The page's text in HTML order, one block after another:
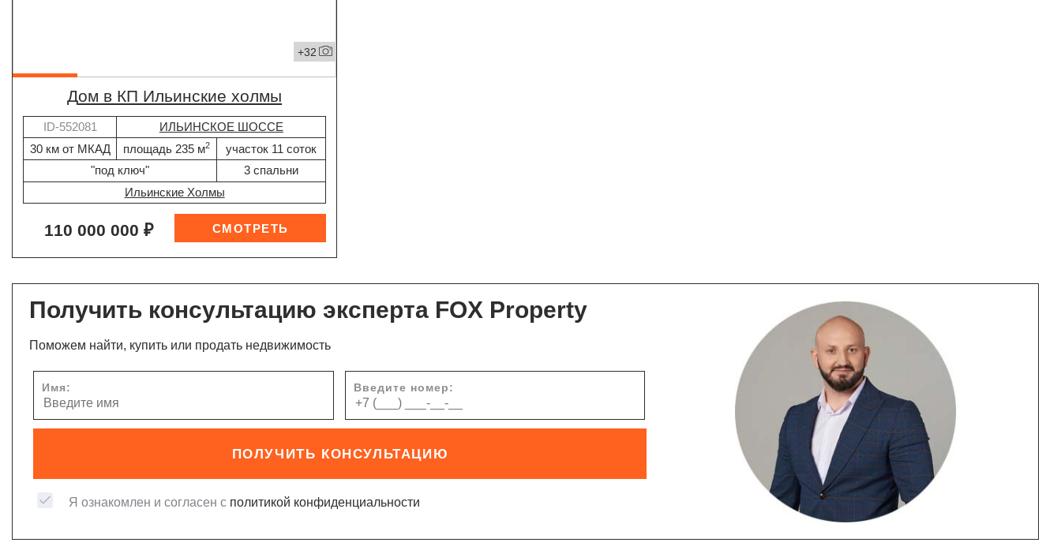
+32
дом в КП Ильинские холмы
ID-552081
ИЛЬИНСКОЕ ШОССЕ
30 км от МКАД
площадь 235 м2
участок 11 соток
"под ключ"
3 спальни
Ильинские Холмы
110 000 000 ₽
Получить консультацию эксперта FOX Property
Поможем найти, купить или продать недвижимость
Имя: Введите номер:
ПОЛУЧИТЬ КОНСУЛЬТАЦИЮ
Я ознакомлен и согласен с политикой конфиденциальности